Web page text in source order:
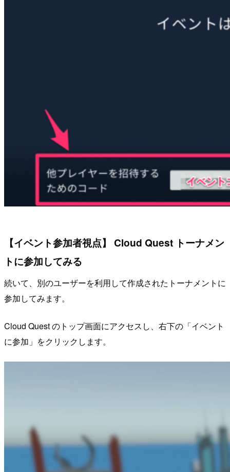
【イベント参加者視点】 Cloud Quest トーナメン
トに参加してみる
続いて、別のユーザーを利用して作成されたトーナメントに
参加してみます。
Cloud Quest のトップ画面にアクセスし、右下の「イベント
に参加」をクリックします。